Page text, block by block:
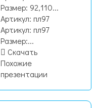
Размер: 92,110...
Артикул: пл97
Артикул: пл97
Размер:...
Скачать
Похожие
презентации